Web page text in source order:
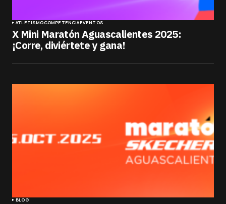
ATLETISMOCOMPETENCIAEVENTOS
X Mini Maratón Aguascalientes 2025:
¡Corre, diviértete y gana!
BLOG